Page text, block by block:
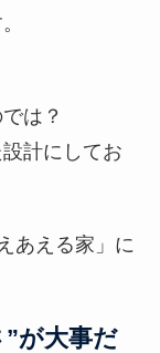
は？
計にしてお
あえる家」に
が大事だ